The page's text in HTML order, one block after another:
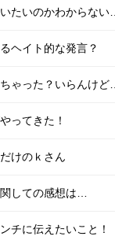
たいのかわからない…
ヘイト的な発言？
ゃった？いらんけど…
ってきた！
けのｋさん
しての感想は…
チに伝えたいこと！